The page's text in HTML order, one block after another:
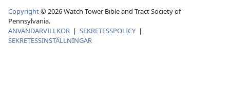
Copyright© 2026Watch Tower Bible and Tract Society of
Pennsylvania.
ANVÄNDARVILLKOR | SEKRETESSPOLICY |
SEKRETESSINSTÄLLNINGAR